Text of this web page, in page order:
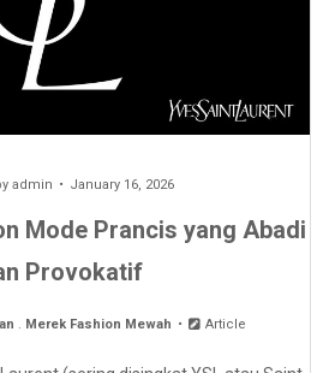
admin January 16, 2026
Mode Prancis yang Abadi
Provokatif
Merek Fashion Mewah Article